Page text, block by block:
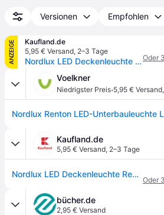
Versionen Empfohlen
ANZEIGE
Kaufland.de
5,95 € Versand, 2–3 Tage
Nordlux LED Deckenleuchte Renton weiß 312mmOder
Voelkner
Niedrigster Preis·5,95 € Versand,
Kaufland.de
5,95 € Versand, 2–3 Tage
Nordlux LED Deckenleuchte Renton weiß 312mm
Oder
bücher.de
2,95 € Versand